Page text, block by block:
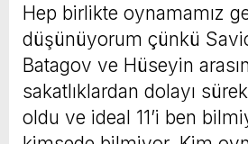
Hep birlikte oynamamız
düşünüyorum çünkü
Batagov ve Hüseyin
sakatlıklardan dolayı
oldu ve ideal 11’i ben